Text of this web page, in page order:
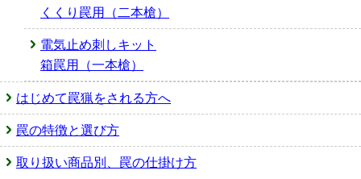
くくり罠用（二本槍）
電気止め刺しキット
箱罠用（一本槍）
はじめて罠猟をされる方へ
罠の特徴と選び方
取り扱い商品別、罠の仕掛け方